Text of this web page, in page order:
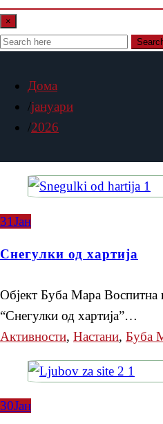
×
Дома
јануари
2026
31Јан
Снегулки од хартија
Објект Буба Мара Воспитна
“Снегулки од хартија”…
Активности, Настани, Буба
30Јан